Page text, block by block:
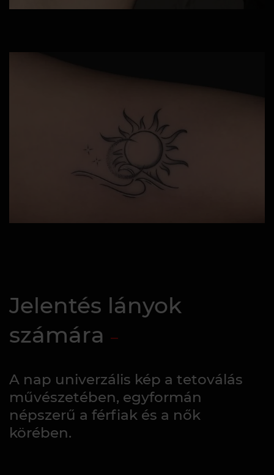
Jelentés lányok
számára
A nap univerzális kép a tetoválás
művészetében, egyformán
népszerű a férfiak és a nők
körében.